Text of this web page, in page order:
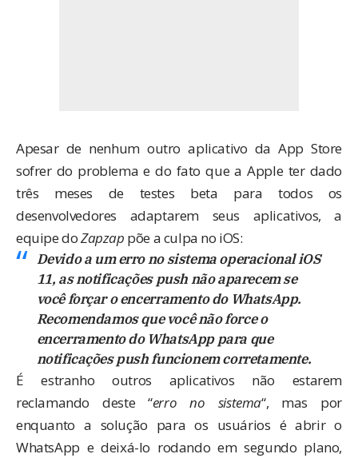
Apesar de nenhum outro aplicativo da App Store
sofrer do problema e do fato que a Apple ter dado
três meses de testes beta para todos os
desenvolvedores adaptarem seus aplicativos, a
equipe doZapzap põe a culpa no iOS:
Devido a um erro no sistema operacional iOS
11, as notificações push não aparecem se
você forçar o encerramento do WhatsApp.
Recomendamos que você não force o
encerramento do WhatsApp para que
notificações push funcionem corretamente.
É estranho outros aplicativos não estarem
reclamando deste “erro no sistema“, mas por
enquanto a solução para os usuários é abrir o
WhatsApp e deixá-lo rodando em segundo plano,